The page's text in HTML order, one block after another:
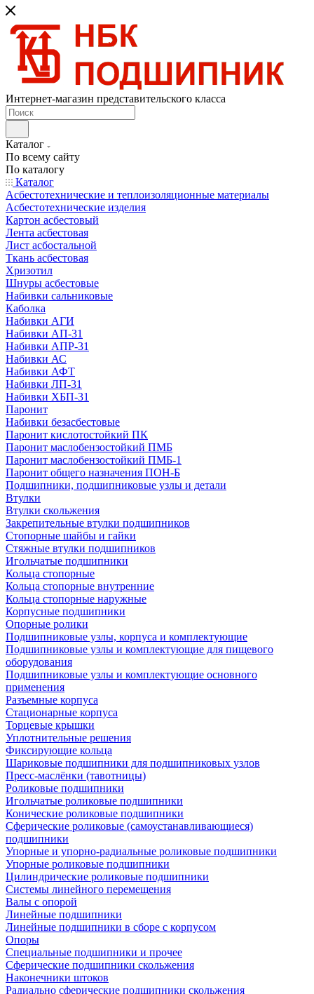
Интернет-магазин представительского класса
Каталог
По всему сайту
По каталогу
Каталог
Асбестотехнические и теплоизоляционные материалы
Асбестотехнические изделия
Картон асбестовый
Лента асбестовая
Лист асбостальной
Ткань асбестовая
Хризотил
Шнуры асбестовые
Набивки сальниковые
Каболка
Набивки АГИ
Набивки АП-31
Набивки АПР-31
Набивки АС
Набивки АФТ
Набивки ЛП-31
Набивки ХБП-31
Паронит
Набивки безасбестовые
Паронит кислотостойкий ПК
Паронит маслобензостойкий ПМБ
Паронит маслобензостойкий ПМБ-1
Паронит общего назначения ПОН-Б
Подшипники, подшипниковые узлы и детали
Втулки
Втулки скольжения
Закрепительные втулки подшипников
Стопорные шайбы и гайки
Стяжные втулки подшипников
Игольчатые подшипники
Кольца стопорные
Кольца стопорные внутренние
Кольца стопорные наружные
Корпусные подшипники
Опорные ролики
Подшипниковые узлы, корпуса и комплектующие
Подшипниковые узлы и комплектующие для пищевого
оборудования
Подшипниковые узлы и комплектующие основного
применения
Разъемные корпуса
Стационарные корпуса
Торцевые крышки
Уплотнительные решения
Фиксирующие кольца
Шариковые подшипники для подшипниковых узлов
Пресс-маслёнки (тавотницы)
Роликовые подшипники
Игольчатые роликовые подшипники
Конические роликовые подшипники
Сферические роликовые (самоустанавливающиеся)
подшипники
Упорные и упорно-радиальные роликовые подшипники
Упорные роликовые подшипники
Цилиндрические роликовые подшипники
Системы линейного перемещения
Валы с опорой
Линейные подшипники
Линейные подшипники в сборе с корпусом
Опоры
Специальные подшипники и прочее
Сферические подшипники скольжения
Наконечники штоков
Радиально сферические подшипники скольжения